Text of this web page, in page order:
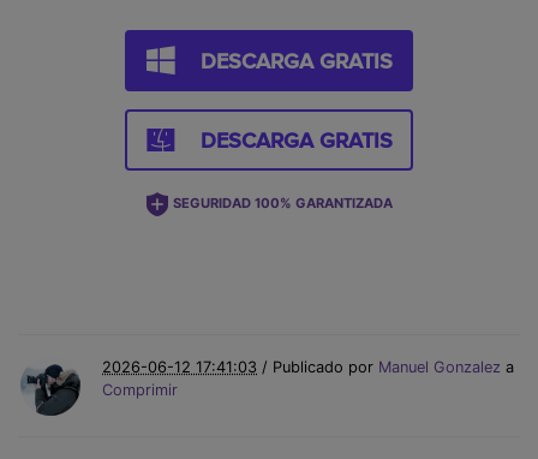
DESCARGA GRATIS
DESCARGA GRATIS
SEGURIDAD 100% GARANTIZADA
2026-06-12 17:41:03 / Publicado por Manuel Gonzalez a
Comprimir